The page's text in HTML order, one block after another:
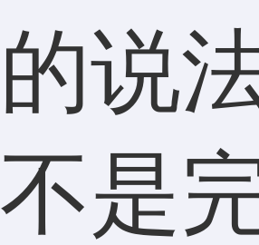
的说
不是